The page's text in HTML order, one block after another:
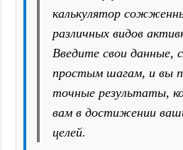
калькулятор
различных видов
Введите свои данные,
простым шагам, и вы
точные результаты,
вам в достижении
целей.